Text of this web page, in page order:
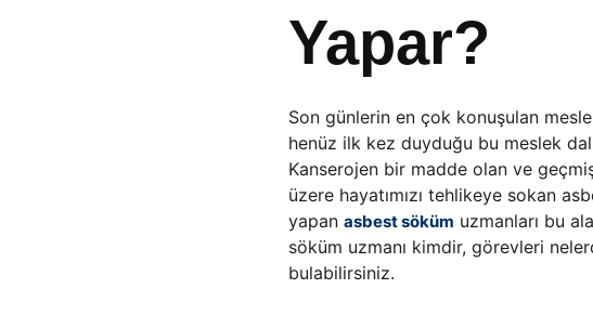
Yapar?
Son günlerin en çok konuşulan
henüz ilk kez duyduğu bu meslek
Kanserojen bir madde olan ve
üzere hayatımızı tehlikeye sokan
yapan asbest söküm uzmanları bu
söküm uzmanı kimdir, görevleri
bulabilirsiniz.